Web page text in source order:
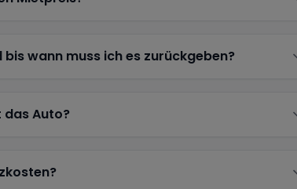
wann muss ich es zurückgeben?
Auto?